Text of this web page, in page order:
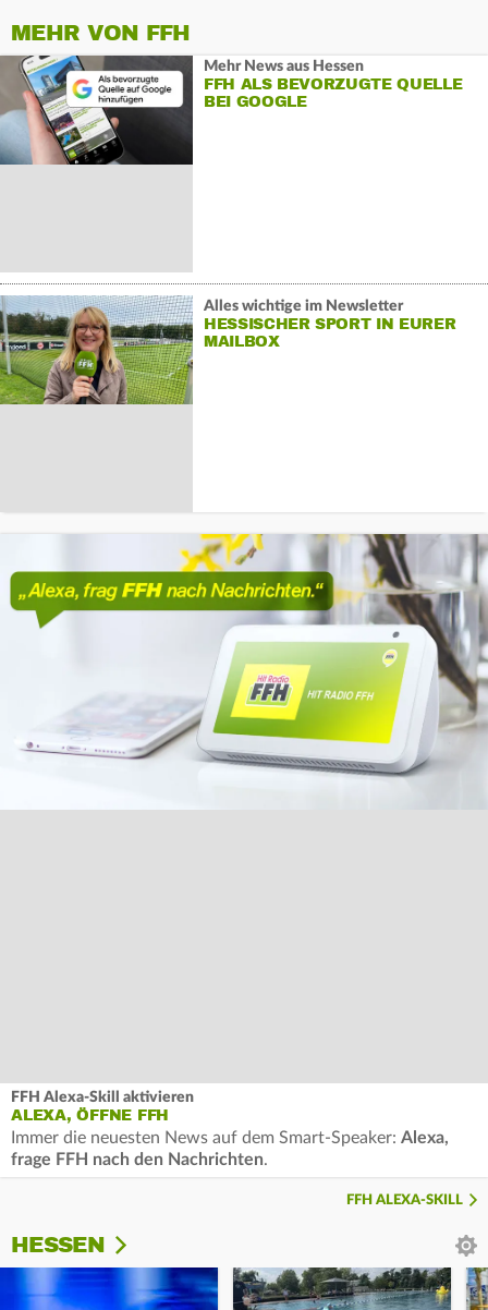
MEHR VON FFH
Mehr News aus Hessen
FFH ALS BEVORZUGTE QUELLE
BEI GOOGLE
Alles wichtige im Newsletter
HESSISCHER SPORT IN EURER
MAILBOX
FFH Alexa-Skill aktivieren
ALEXA, ÖFFNE FFH
Immer die neuesten News auf dem Smart-Speaker: Alexa,
frage FFH nach den Nachrichten.
FFH ALEXA-SKILL
HESSEN